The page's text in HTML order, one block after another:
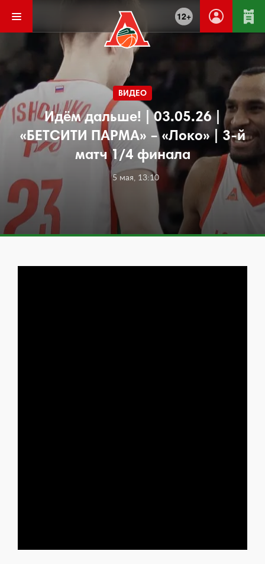
12+
ВИДЕО
Идём дальше! | 03.05.26 |
«БЕТСИТИ ПАРМА» – «Локо» | 3-й
матч 1/4 финала
5 мая, 13:10